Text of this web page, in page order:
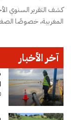
كشف التقرير السنوي
المغربية، خصوصًا
آخر الأخبار